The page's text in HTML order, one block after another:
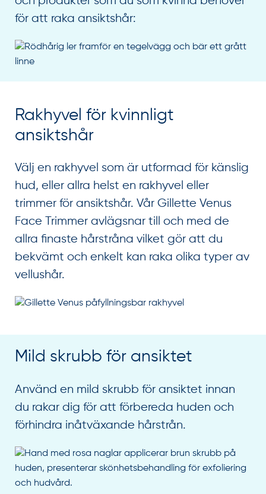
för att raka ansiktshår:
Rakhyvel för kvinnligt
ansiktshår
Välj en rakhyvel som är utformad för känslig
hud, eller allra helst en rakhyvel eller
trimmer för ansiktshår. Vår Gillette Venus
Face Trimmer avlägsnar till och med de
allra finaste hårstråna vilket gör att du
bekvämt och enkelt kan raka olika typer av
vellushår.
Mild skrubb för ansiktet
Använd en mild skrubb för ansiktet innan
du rakar dig för att förbereda huden och
förhindra inåtväxande hårstrån.